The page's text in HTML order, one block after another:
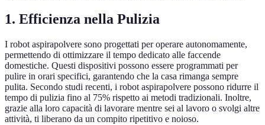
1. Efficienza nella Pulizia
I robot aspirapolvere sono progettati per operare autonomamente,
permettendo di ottimizzare il tempo dedicato alle faccende
domestiche. Questi dispositivi possono essere programmati per
pulire in orari specifici, garantendo che la casa rimanga sempre
pulita. Secondo studi recenti, i robot aspirapolvere possono ridurre il
tempo di pulizia fino al 75% rispetto ai metodi tradizionali. Inoltre,
grazie alla loro capacità di lavorare mentre sei al lavoro o svolgi altre
attività, ti liberano da un compito ripetitivo e noioso.